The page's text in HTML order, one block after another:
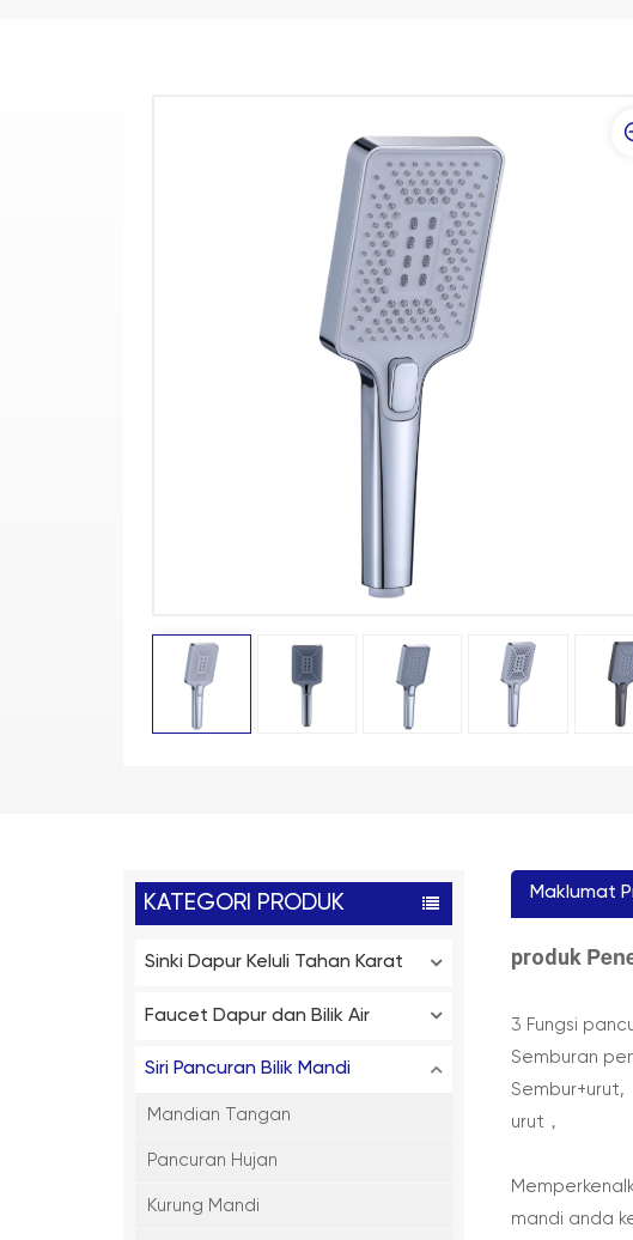
KATEGORI PRODUK
Sinki Dapur Keluli Tahan Karat
Faucet Dapur dan Bilik Air
Siri Pancuran Bilik Mandi
Mandian Tangan
Pancuran Hujan
Kurung Mandi
Maklumat
produk
3 Fungsi
Semburan
Sembur+urut,
urut，
mandi anda